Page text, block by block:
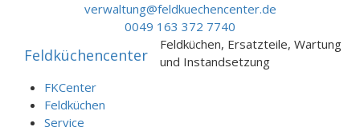
verwaltung@feldkuechencenter.de
0049 163 372 7740
Feldküchencenter
Feldküchen, Ersatzteile, Wartung
und Instandsetzung
FKCenter
Feldküchen
Service